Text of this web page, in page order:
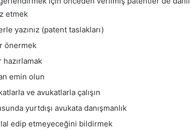
etmek
yazınız (patent taslakları)
önermek
emin olun
ve avukatlarla çalışın
yurtdışı avukata danışmanlık
edip etmeyeceğini bildirmek